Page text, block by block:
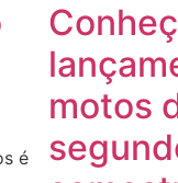
é
motos